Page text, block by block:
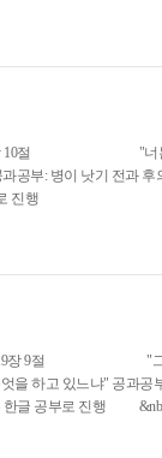
왕기하 5장 10절 "너
공부: 병이 낫기 전과 후
공부로 진행
왕기상 19장 9절 "
하고 있느냐" 공과공
한글 공부로 진행